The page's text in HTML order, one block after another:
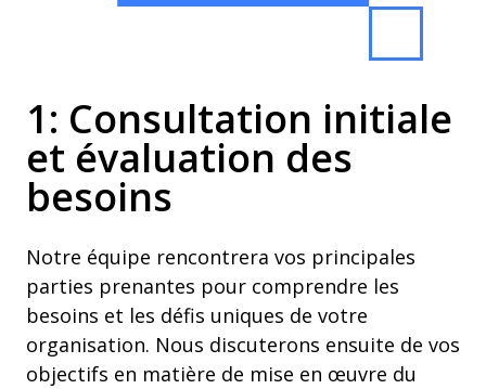
1: Consultation initiale
et évaluation des
besoins
Notre équipe rencontrera vos principales
parties prenantes pour comprendre les
besoins et les défis uniques de votre
organisation. Nous discuterons ensuite de vos
objectifs en matière de mise en œuvre du